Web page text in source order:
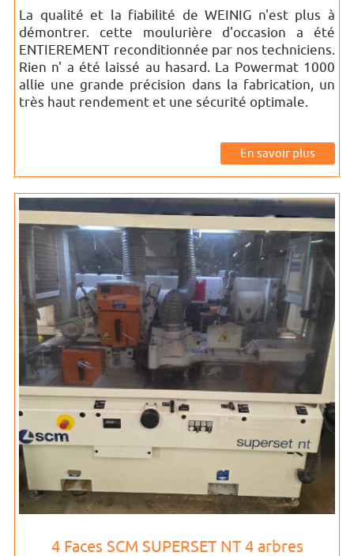
La qualité et la fiabilité de WEINIG n'est plus à
démontrer. cette moulurière d'occasion a été
ENTIEREMENT reconditionnée par nos techniciens.
Rien n' a été laissé au hasard. La Powermat 1000
allie une grande précision dans la fabrication, un
très haut rendement et une sécurité optimale.
En savoir plus
4 Faces SCM SUPERSET NT 4 arbres